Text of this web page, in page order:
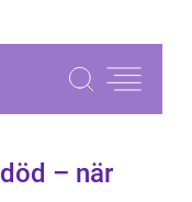
– när